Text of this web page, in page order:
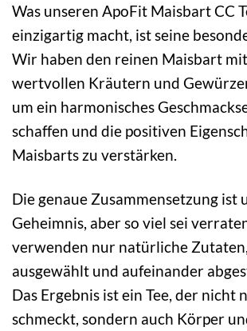
Was unseren ApoFit Maisbart CC
einzigartig macht, ist seine
Wir haben den reinen Maisbart
wertvollen Kräutern und
um ein harmonisches
schaffen und die positiven
Maisbarts zu verstärken.
Die genaue Zusammensetzung ist
Geheimnis, aber so viel sei
verwenden nur natürliche
ausgewählt und aufeinander
Das Ergebnis ist ein Tee, der nicht
schmeckt, sondern auch Körper